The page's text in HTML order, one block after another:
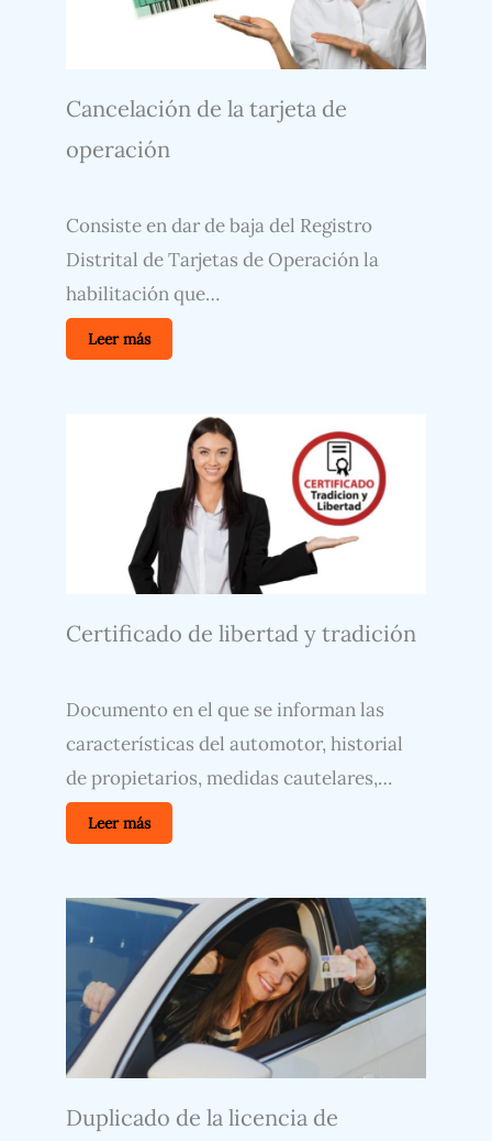
Cancelación de la tarjeta de
operación
Consiste en dar de baja del Registro
Distrital de Tarjetas de Operación la
habilitación que…
Leer más
Certificado de libertad y tradición
Documento en el que se informan las
características del automotor, historial
de propietarios, medidas cautelares,…
Leer más
Duplicado de la licencia de